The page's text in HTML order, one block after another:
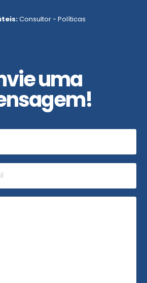
Consultor- Políticas
uma